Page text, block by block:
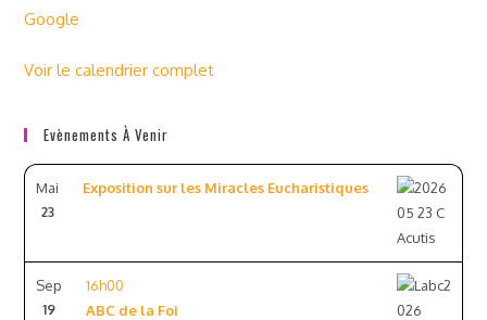
Google
Voir le calendrier complet
Evènements À Venir
Mai
23
Exposition sur les Miracles Eucharistiques
Sep
19
16h00
ABC de la Foi